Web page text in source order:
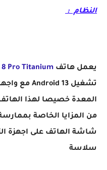
النظام :
يعمل هاتف 8 Pro Titanium
تشغيل Android 13 مع واجهة Redmagic OS 6 .
المعدة خصيصا لهذا الهاتف
من المزايا الخاصة
شاشة الهاتف على اجهزة
سلاسة